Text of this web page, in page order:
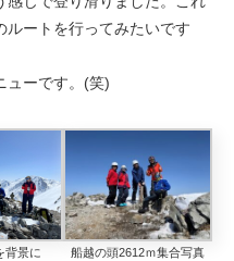
ルートを行ってみたいです
ューです。(笑)
背景に 船越の頭2612ｍ集合写真